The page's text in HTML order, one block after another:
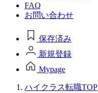
FAQ
お問い合わせ
保存済み
新規登録
Mypage
ハイクラス転職TOP